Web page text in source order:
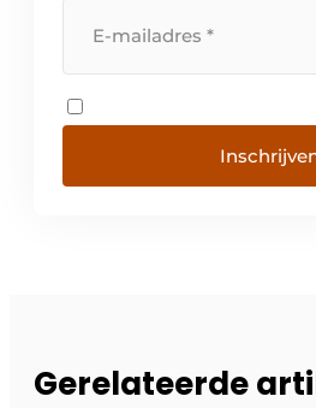
Gerelateerde